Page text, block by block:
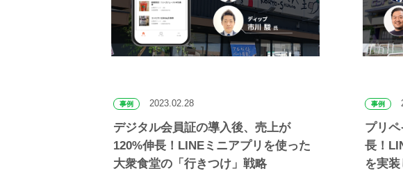
事例 2023.02.28
デジタル会員証の導入後、売上が
120%伸長！LINEミニアプリを使った
大衆食堂の「行きつけ」戦略
事例
プリ
長！
を実